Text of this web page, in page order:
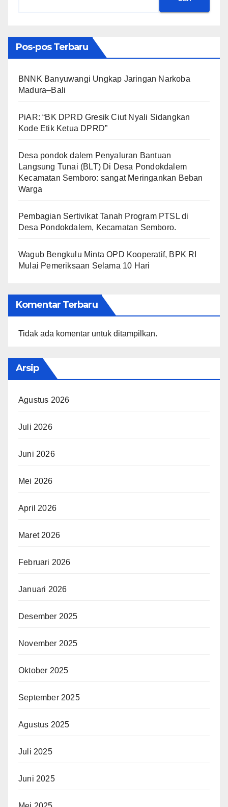
Pos-pos Terbaru
BNNK Banyuwangi Ungkap Jaringan Narkoba
Madura–Bali
PiAR: “BK DPRD Gresik Ciut Nyali Sidangkan
Kode Etik Ketua DPRD”
Desa pondok dalem Penyaluran Bantuan
Langsung Tunai (BLT) Di Desa Pondokdalem
Kecamatan Semboro: sangat Meringankan Beban
Warga
Pembagian Sertivikat Tanah Program PTSL di
Desa Pondokdalem, Kecamatan Semboro.
Wagub Bengkulu Minta OPD Kooperatif, BPK RI
Mulai Pemeriksaan Selama 10 Hari
Komentar Terbaru
Tidak ada komentar untuk ditampilkan.
Arsip
Agustus 2026
Juli 2026
Juni 2026
Mei 2026
April 2026
Maret 2026
Februari 2026
Januari 2026
Desember 2025
November 2025
Oktober 2025
September 2025
Agustus 2025
Juli 2025
Juni 2025